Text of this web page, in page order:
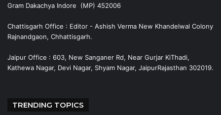
Gram Dakachya Indore (MP) 452006
Chattisgarh Office : Editor - Ashish Verma New Khandelwal Colony
Rajnandgaon, Chhattisgarh.
Jaipur Office : 603, New Sanganer Rd, Near Gurjar KiThadi,
Kathewa Nagar, Devi Nagar, Shyam Nagar, JaipurRajasthan 302019.
TRENDING TOPICS